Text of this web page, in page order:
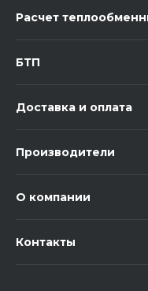
Расчет
БТП
Доставка и оплата
Производители
О компании
Контакты